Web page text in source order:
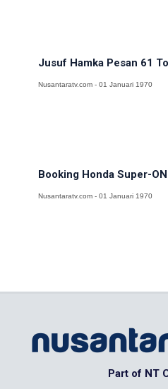
Jusuf Hamka Pesan 61
Nusantaratv.com - 01 Januari 1970
Booking Honda Super-
Nusantaratv.com - 01 Januari 1970
Part of NT